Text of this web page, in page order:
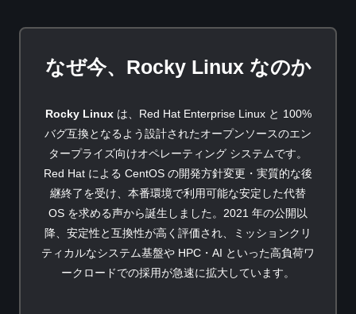
なぜ今、Rocky Linux なのか
Rocky Linuxは、Red Hat Enterprise Linux と 100%
バグ互換となるよう設計されたオープンソースのエン
タープライズ向けオペレーティング システムです。
Red Hat による CentOS の開発方針変更・実質的な後
継終了を受け、本番環境で利用可能な安定した代替
OS を求める声から誕生しました。2021 年の公開以
降、安定性と互換性が高く評価され、ミッションクリ
ティカルなシステム基盤や HPC・AI といった高負荷ワ
ークロードでの採用が急速に拡大しています。